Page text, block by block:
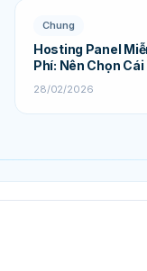
Chung
Hosting Panel
Phí: Nên Chọn Cái
28/02/2026